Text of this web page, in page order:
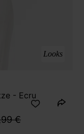
Looks
- Ecru
€